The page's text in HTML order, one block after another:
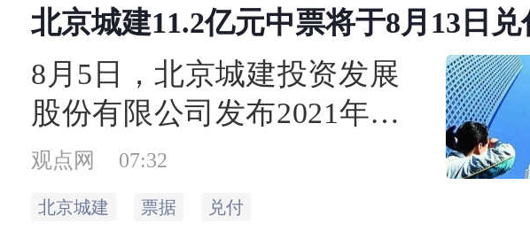
米
北京城建11.2亿元中票将于8月13日
3.65%
8月5日，北京城建投资发展
股份有限公司发布2021年度
第二期中期票据2026年兑付
公告，明确该期票据兑付安
观点网 07:32
北京城建 票据 兑付